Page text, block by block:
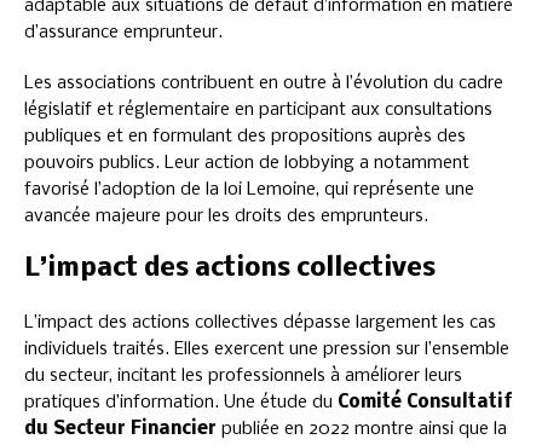
adaptable aux situations de défaut d’information en matière
d’assurance emprunteur.
Les associations contribuent en outre à l’évolution du cadre
législatif et réglementaire en participant aux consultations
publiques et en formulant des propositions auprès des
pouvoirs publics. Leur action de lobbying a notamment
favorisé l’adoption de la loi Lemoine, qui représente une
avancée majeure pour les droits des emprunteurs.
L’impact des actions collectives
L’impact des actions collectives dépasse largement les cas
individuels traités. Elles exercent une pression sur l’ensemble
du secteur, incitant les professionnels à améliorer leurs
pratiques d’information. Une étude du Comité Consultatif
du Secteur Financier publiée en 2022 montre ainsi que la